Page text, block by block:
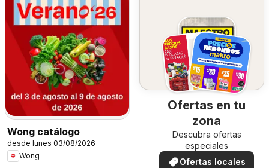
Wong catálogo
desde lunes 03/08/2026
Wong
Ofertas en tu
zona
Descubra ofertas
especiales
Ofertas locales